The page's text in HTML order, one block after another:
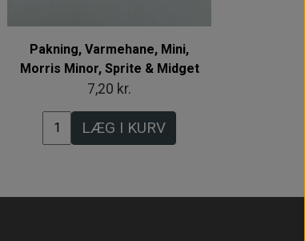
Pakning, Varmehane, Mini,
Morris Minor, Sprite & Midget
7,20 kr.
LÆG I KURV